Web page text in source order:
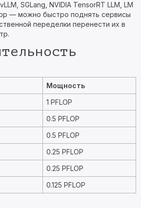
SGLang, NVIDIA TensorRT LLM, LM
— можно быстро поднять сервисы
переделки перенести их в
Мощность
1 PFLOP
0.5 PFLOP
0.5 PFLOP
0.25 PFLOP
0.25 PFLOP
0.125 PFLOP